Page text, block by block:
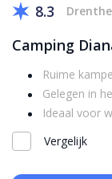
8.3
Camping
Ruime
Gelegen in
Ideaal voor
Vergelijk